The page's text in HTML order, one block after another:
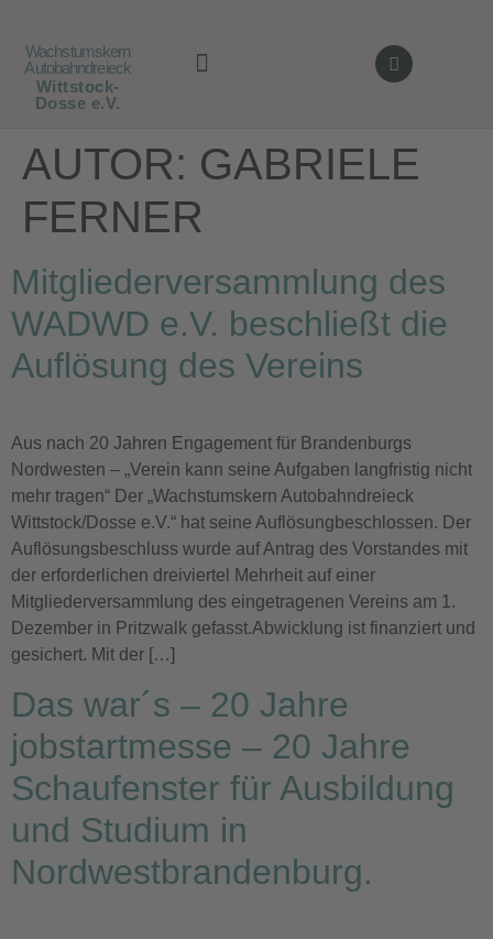
Wachstumskern
Autobahndreieck
Wittstock-
Dosse e.V.
AUTOR: GABRIELE
FERNER
Mitgliederversammlung des
WADWD e.V. beschließt die
Auflösung des Vereins
Aus nach 20 Jahren Engagement für Brandenburgs
Nordwesten – „Verein kann seine Aufgaben langfristig nicht
mehr tragen“ Der „Wachstumskern Autobahndreieck
Wittstock/Dosse e.V.“ hat seine Auflösungbeschlossen. Der
Auflösungsbeschluss wurde auf Antrag des Vorstandes mit
der erforderlichen dreiviertel Mehrheit auf einer
Mitgliederversammlung des eingetragenen Vereins am 1.
Dezember in Pritzwalk gefasst.Abwicklung ist finanziert und
gesichert. Mit der […]
Das war´s – 20 Jahre
jobstartmesse – 20 Jahre
Schaufenster für Ausbildung
und Studium in
Nordwestbrandenburg.